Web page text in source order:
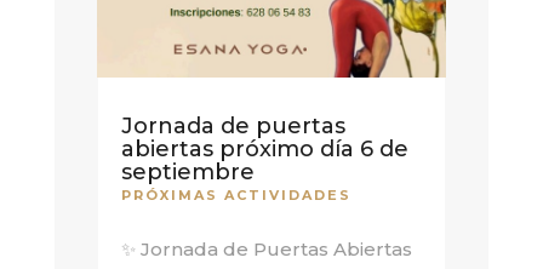
Jornada de puertas
abiertas próximo día 6 de
septiembre
PRÓXIMAS ACTIVIDADES
✨ Jornada de Puertas Abiertas